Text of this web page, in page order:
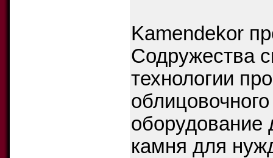
Kamendekor
Содружества
технологии
оборудование
камня для